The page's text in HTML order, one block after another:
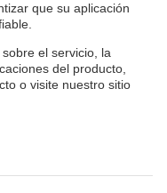
que su aplicación
el servicio, la
del producto,
o visite nuestro sitio